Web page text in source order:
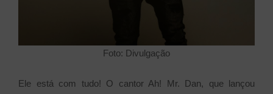
Foto: Divulgação
Ele está com tudo! O cantor Ah! Mr. Dan, que lançou